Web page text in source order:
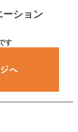
ーション
す